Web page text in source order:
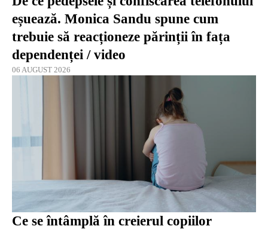
eșuează. Monica Sandu spune cum
trebuie să reacționeze părinții în fața
dependenței / video
06 AUGUST 2026
Ce se întâmplă în creierul copiilor